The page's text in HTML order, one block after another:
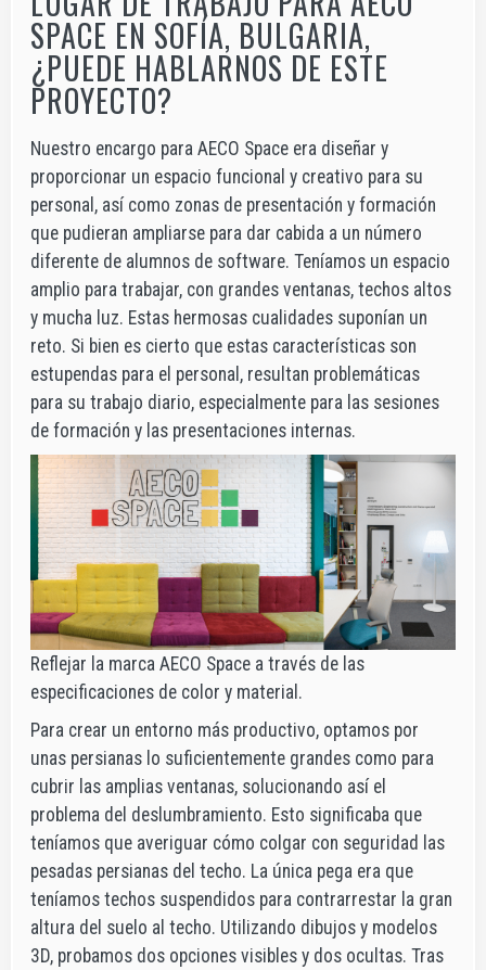
SPACE EN SOFÍA, BULGARIA,
¿PUEDE HABLARNOS DE ESTE
PROYECTO?
Nuestro encargo para AECO Space era diseñar y
proporcionar un espacio funcional y creativo para su
personal, así como zonas de presentación y formación
que pudieran ampliarse para dar cabida a un número
diferente de alumnos de software. Teníamos un espacio
amplio para trabajar, con grandes ventanas, techos altos
y mucha luz. Estas hermosas cualidades suponían un
reto. Si bien es cierto que estas características son
estupendas para el personal, resultan problemáticas
para su trabajo diario, especialmente para las sesiones
de formación y las presentaciones internas.
Reflejar la marca AECO Space a través de las
especificaciones de color y material.
Para crear un entorno más productivo, optamos por
unas persianas lo suficientemente grandes como para
cubrir las amplias ventanas, solucionando así el
problema del deslumbramiento. Esto significaba que
teníamos que averiguar cómo colgar con seguridad las
pesadas persianas del techo. La única pega era que
teníamos techos suspendidos para contrarrestar la gran
altura del suelo al techo. Utilizando dibujos y modelos
3D, probamos dos opciones visibles y dos ocultas. Tras